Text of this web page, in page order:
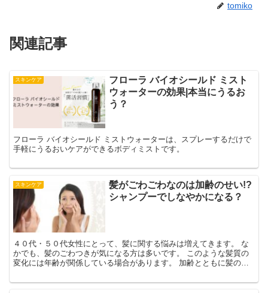
tomiko
関連記事
スキンケア
フローラ バイオシールド ミスト
ウォーターの効果|本当にうるお
う？
フローラ バイオシールド ミストウォーターは、スプレーするだけで
手軽にうるおいケアができるボディミストです。
スキンケア
髪がごわごわなのは加齢のせい!?
シャンプーでしなやかになる？
４０代・５０代女性にとって、髪に関する悩みは増えてきます。 な
かでも、髪のごわつきが気になる方は多いです。 このような髪質の
変化には年齢が関係している場合があります。 加齢とともに髪の毛
です。 ですが、日々のケアで髪のしなやかさを取り戻すことができ